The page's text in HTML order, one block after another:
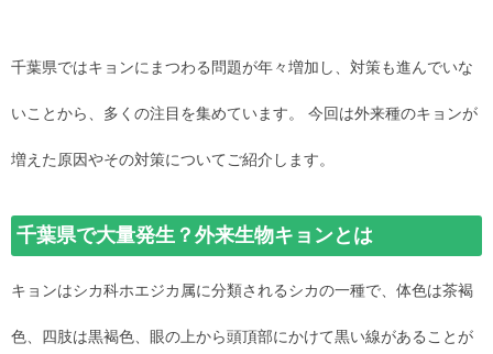
千葉県ではキョンにまつわる問題が年々増加し、対策も進んでいな
いことから、多くの注目を集めています。 今回は外来種のキョンが
増えた原因やその対策についてご紹介します。
千葉県で大量発生？外来生物キョンとは
キョンはシカ科ホエジカ属に分類されるシカの一種で、体色は茶褐
色、四肢は黒褐色、眼の上から頭頂部にかけて黒い線があることが